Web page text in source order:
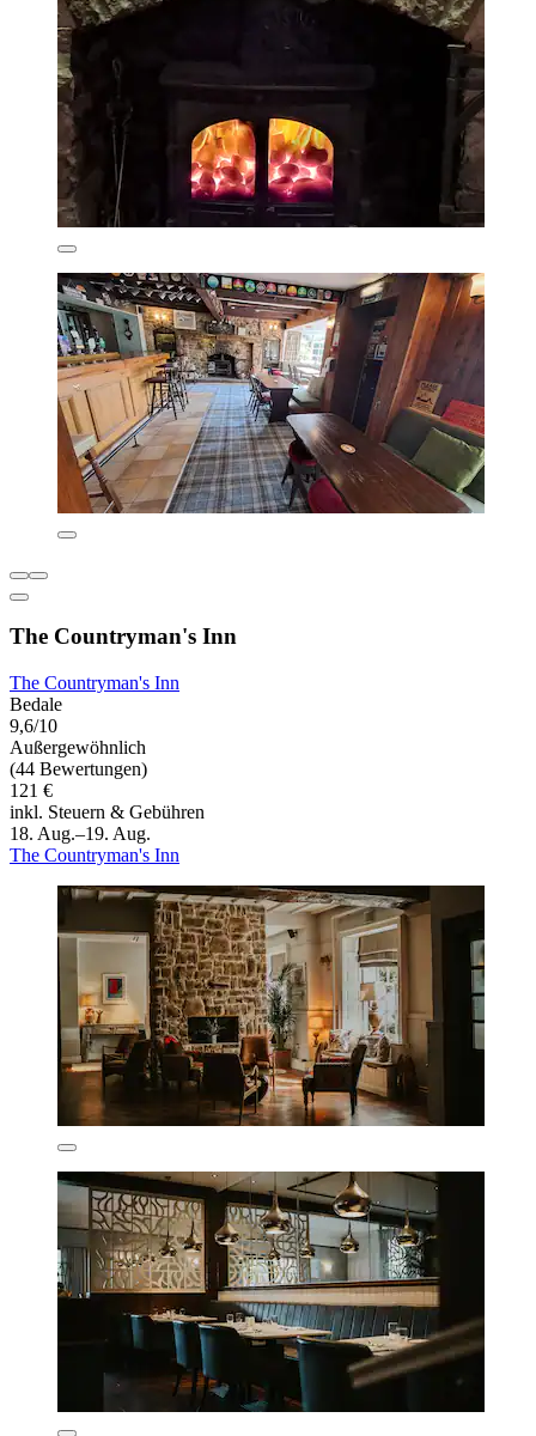
The Countryman's Inn
The Countryman's Inn
Bedale
9,6/10
Außergewöhnlich
(44 Bewertungen)
121 €
inkl. Steuern & Gebühren
18. Aug.–19. Aug.
The Countryman's Inn